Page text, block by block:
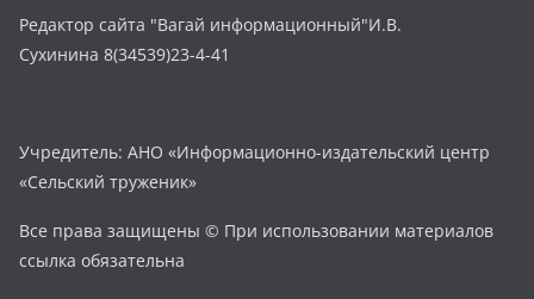
Редактор сайта "Вагай информационный"И.В.
Сухинина 8(34539)23-4-41
Учредитель: АНО «Информационно-издательский центр
«Сельский труженик»
Все права защищены © При использовании материалов
ссылка обязательна